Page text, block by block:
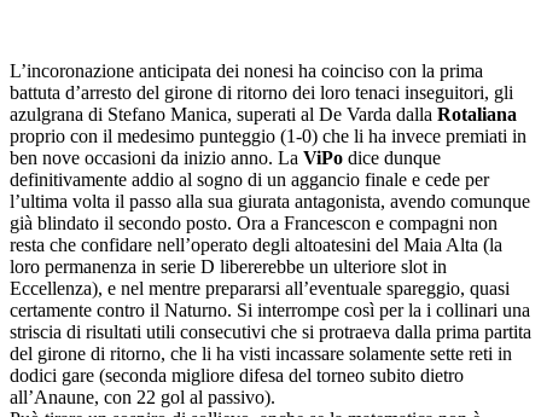
L’incoronazione anticipata dei nonesi ha coinciso con la prima
battuta d’arresto del girone di ritorno dei loro tenaci inseguitori, gli
azulgrana di Stefano Manica, superati al De Varda dalla Rotaliana
proprio con il medesimo punteggio (1-0) che li ha invece premiati in
ben nove occasioni da inizio anno. La ViPo dice dunque
definitivamente addio al sogno di un aggancio finale e cede per
l’ultima volta il passo alla sua giurata antagonista, avendo comunque
già blindato il secondo posto. Ora a Francescon e compagni non
resta che confidare nell’operato degli altoatesini del Maia Alta (la
loro permanenza in serie D libererebbe un ulteriore slot in
Eccellenza), e nel mentre prepararsi all’eventuale spareggio, quasi
certamente contro il Naturno. Si interrompe così per la i collinari una
striscia di risultati utili consecutivi che si protraeva dalla prima partita
del girone di ritorno, che li ha visti incassare solamente sette reti in
dodici gare (seconda migliore difesa del torneo subito dietro
all’Anaune, con 22 gol al passivo).